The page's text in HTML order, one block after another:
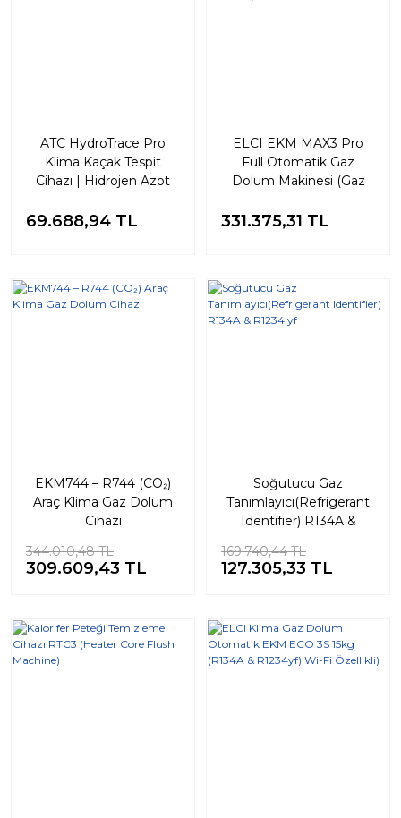
ATC HydroTrace Pro
Klima Kaçak Tespit
Cihazı | Hidrojen Azot
Kaçak Kontrol Sistemi
69.688,94 TL
ELCI EKM MAX3 Pro
Full Otomatik Gaz
Dolum Makinesi (Gaz
R1234YF)
331.375,31 TL
EKM744 – R744 (CO₂)
Araç Klima Gaz Dolum
Cihazı
344.010,48 TL
309.609,43 TL
%10
Soğutucu Gaz
Tanımlayıcı(Refrigerant
Identifier) R134A &
169.740,44 TL
127.305,33 TL